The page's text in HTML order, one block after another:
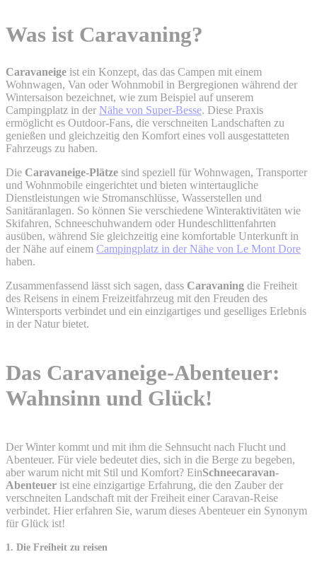
Was ist Caravaning?
Caravaneige ist ein Konzept, das das Campen mit einem
Wohnwagen, Van oder Wohnmobil in Bergregionen während der
Wintersaison bezeichnet, wie zum Beispiel auf unserem
Campingplatz in der Nähe von Super-Besse. Diese Praxis
ermöglicht es Outdoor-Fans, die verschneiten Landschaften zu
genießen und gleichzeitig den Komfort eines voll ausgestatteten
Fahrzeugs zu haben.
Die Caravaneige-Plätze sind speziell für Wohnwagen, Transporter
und Wohnmobile eingerichtet und bieten wintertaugliche
Dienstleistungen wie Stromanschlüsse, Wasserstellen und
Sanitäranlagen. So können Sie verschiedene Winteraktivitäten wie
Skifahren, Schneeschuhwandern oder Hundeschlittenfahrten
ausüben, während Sie gleichzeitig eine komfortable Unterkunft in
der Nähe auf einem Campingplatz in der Nähe von Le Mont Dore
haben.
Zusammenfassend lässt sich sagen, dass Caravaning die Freiheit
des Reisens in einem Freizeitfahrzeug mit den Freuden des
Wintersports verbindet und ein einzigartiges und geselliges Erlebnis
in der Natur bietet.
Das Caravaneige-Abenteuer:
Wahnsinn und Glück!
Der Winter kommt und mit ihm die Sehnsucht nach Flucht und
Abenteuer. Für viele bedeutet dies, sich in die Berge zu begeben,
aber warum nicht mit Stil und Komfort? EinSchneecaravan-
Abenteuer ist eine einzigartige Erfahrung, die den Zauber der
verschneiten Landschaft mit der Freiheit einer Caravan-Reise
verbindet. Hier erfahren Sie, warum dieses Abenteuer ein Synonym
für Glück ist!
1. Die Freiheit zu reisen